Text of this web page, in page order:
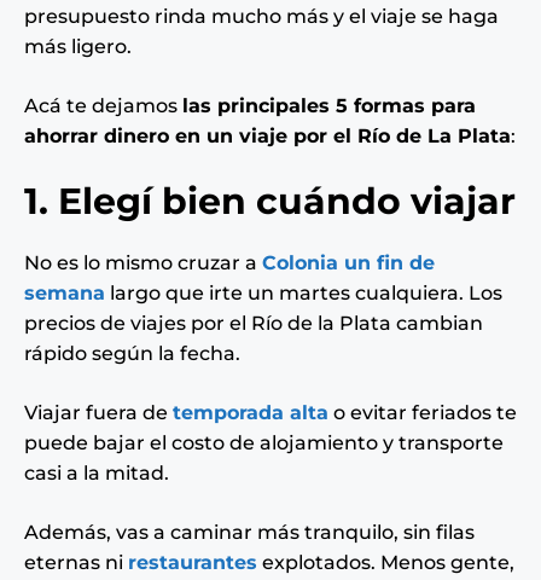
presupuesto rinda mucho más y el viaje se haga
más ligero.
Acá te dejamos las principales 5 formas para
ahorrar dinero en un viaje por el Río de La Plata:
1. Elegí bien cuándo viajar
No es lo mismo cruzar a Colonia un fin de
semana largo que irte un martes cualquiera. Los
precios de viajes por el Río de la Plata cambian
rápido según la fecha.
Viajar fuera de temporada alta o evitar feriados te
puede bajar el costo de alojamiento y transporte
casi a la mitad.
Además, vas a caminar más tranquilo, sin filas
eternas ni restaurantes explotados. Menos gente,